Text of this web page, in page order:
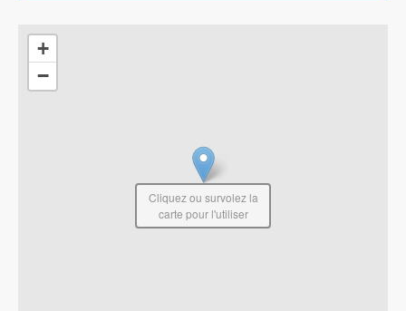
+
−
Cliquez ou survolez la
carte pour l'utiliser